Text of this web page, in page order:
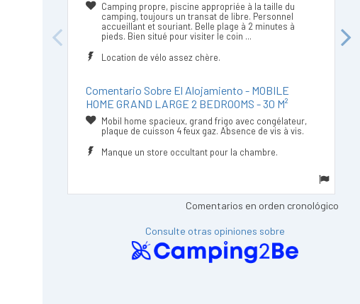
Previous
Camping propre, piscine appropriée à la taille du
camping, toujours un transat de libre. Personnel
accueillant et souriant. Belle plage à 2 minutes à
pieds. Bien situé pour visiter le coin ...
Location de vélo assez chère.
Comentario Sobre El Alojamiento - MOBILE
HOME GRAND LARGE 2 BEDROOMS - 30 M²
Mobil home spacieux, grand frigo avec congélateur,
plaque de cuisson 4 feux gaz. Absence de vis à vis.
Manque un store occultant pour la chambre.
Next
Comentarios en orden cronológico
Consulte otras opiniones sobre